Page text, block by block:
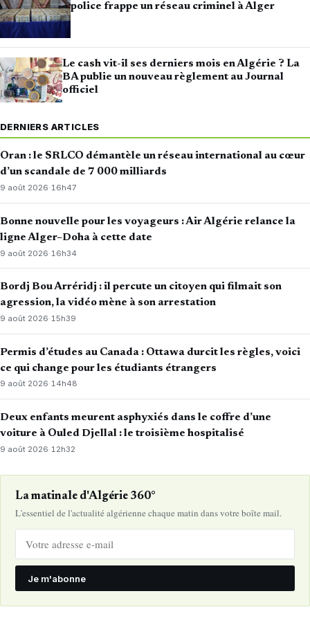
police frappe un réseau criminel à Alger
Le cash vit-il ses derniers mois en Algérie ? La
BA publie un nouveau règlement au Journal
officiel
DERNIERS ARTICLES
Oran : le SRLCO démantèle un réseau international au cœur
d’un scandale de 7 000 milliards
9 août 2026·16h47
Bonne nouvelle pour les voyageurs : Air Algérie relance la
ligne Alger–Doha à cette date
9 août 2026· 16h34
Bordj Bou Arréridj : il percute un citoyen qui filmait son
agression, la vidéo mène à son arrestation
9 août 2026·15h39
Permis d’études au Canada : Ottawa durcit les règles, voici
ce qui change pour les étudiants étrangers
9 août 2026·14h48
Deux enfants meurent asphyxiés dans le coffre d’une
voiture à Ouled Djellal : le troisième hospitalisé
9 août 2026· 12h32
La matinale d'Algérie 360°
L'essentiel de l'actualité algérienne chaque matin dans votre boîte mail.
Je m'abonne